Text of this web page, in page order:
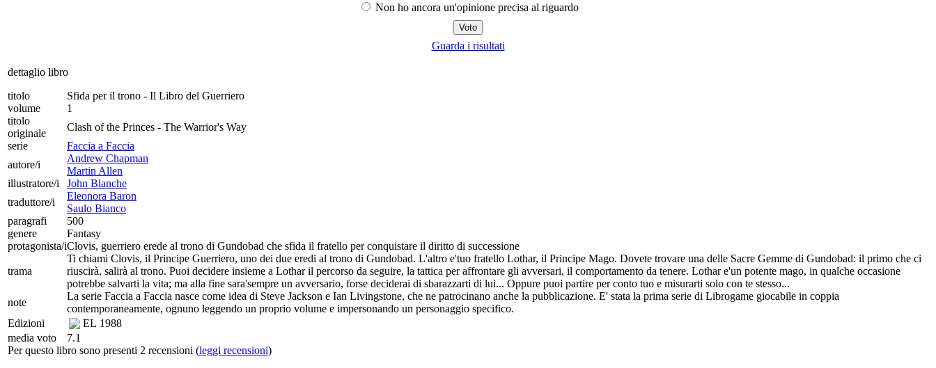
Non ho ancora un'opinione precisa al riguardo
Guarda i risultati
dettaglio libro
titolo
Sfida per il trono - Il Libro del Guerriero
volume
1
titolo
originale
Clash of the Princes - The Warrior's Way
serie
Faccia a Faccia
autore/i
Andrew Chapman
Martin Allen
illustratore/i
John Blanche
traduttore/i
Eleonora Baron
Saulo Bianco
paragrafi
500
genere
Fantasy
protagonista/iClovis, guerriero erede al trono di Gundobad che sfida il fratello per conquistare il diritto di successione
trama
Ti chiami Clovis, il Principe Guerriero, uno dei due eredi al trono di Gundobad. L'altro e'tuo fratello Lothar, il Principe Mago. Dovete trovare una delle Sacre Gemme di Gundobad: il primo che ci
riuscirà, salirà al trono. Puoi decidere insieme a Lothar il percorso da seguire, la tattica per affrontare gli avversari, il comportamento da tenere. Lothar e'un potente mago, in qualche occasione
potrebbe salvarti la vita; ma alla fine sara'sempre un avversario, forse deciderai di sbarazzarti di lui... Oppure puoi partire per conto tuo e misurarti solo con te stesso...
note
La serie Faccia a Faccia nasce come idea di Steve Jackson e Ian Livingstone, che ne patrocinano anche la pubblicazione. E' stata la prima serie di Librogame giocabile in coppia
contemporaneamente, ognuno leggendo un proprio volume e impersonando un personaggio specifico.
Edizioni
EL 1988
media voto
7.1
Per questo libro sono presenti 2 recensioni (leggi recensioni)